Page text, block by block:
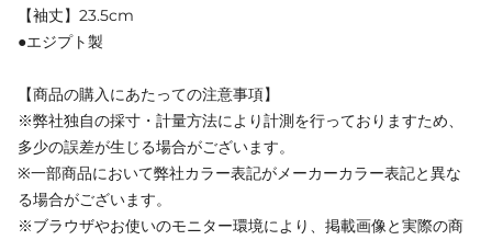
【袖丈】23.5cm
●エジプト製
【商品の購入にあたっての注意事項】
※弊社独自の採寸・計量方法により計測を行っておりますため、
多少の誤差が生じる場合がございます。
※一部商品において弊社カラー表記がメーカーカラー表記と異な
る場合がございます。
※ブラウザやお使いのモニター環境により、掲載画像と実際の商